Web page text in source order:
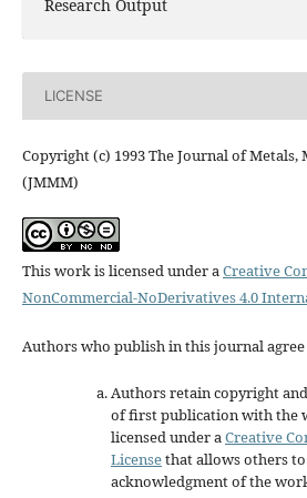
Research Output
LICENSE
Copyright (c) 1993 The Journal of
(JMMM)
This work is licensed under aCreative
NonCommercial-NoDerivatives 4.0
Authors who publish in this journal
Authors retain copyright
of first publication with the
licensed under aCreative
Licensethat allows others
acknowledgment of the